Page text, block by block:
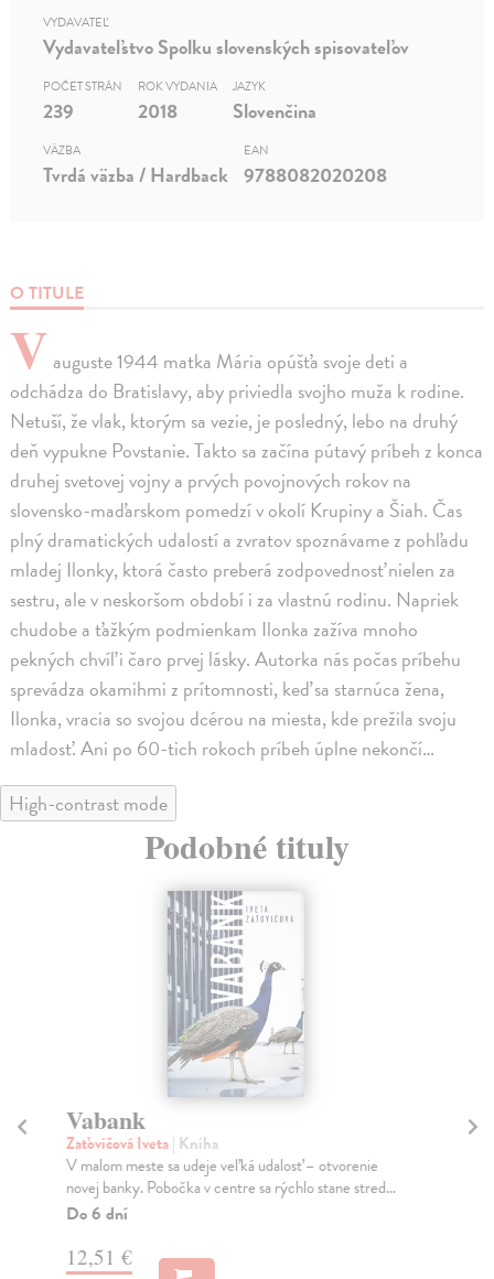
O TITULE
V auguste 1944 matka Mária opúšťa svoje deti a
odchádza do Bratislavy, aby priviedla svojho muža k rodine.
Netuší, že vlak, ktorým sa vezie, je posledný, lebo na druhý
deň vypukne Povstanie. Takto sa začína pútavý príbeh z konca
druhej svetovej vojny a prvých povojnových rokov na
slovensko-maďarskom pomedzí v okolí Krupiny a Šiah. Čas
plný dramatických udalostí a zvratov spoznávame z pohľadu
mladej Ilonky, ktorá často preberá zodpovednosť nielen za
sestru, ale v neskoršom období i za vlastnú rodinu. Napriek
chudobe a ťažkým podmienkam Ilonka zažíva mnoho
pekných chvíľ i čaro prvej lásky. Autorka nás počas príbehu
sprevádza okamihmi z prítomnosti, keď sa starnúca žena,
Ilonka, vracia so svojou dcérou na miesta, kde prežila svoju
mladosť. Ani po 60-tich rokoch príbeh úplne nekončí…
VYDAVATEĽ
Vydavateľstvo Spolku slovenských spisovateľov
POČET STRÁN
239
ROK VYDANIA
2018
JAZYK
Slovenčina
VÄZBA
Tvrdá väzba / Hardback
EAN
9788082020208
High-contrast mode
Podobné tituly
Vabank
Zaťovičová Iveta| Kniha
V malom meste sa udeje veľká udalosť – otvorenie
novej banky. Pobočka v centre sa rýchlo stane stred...
Do 6 dní
12,51 €